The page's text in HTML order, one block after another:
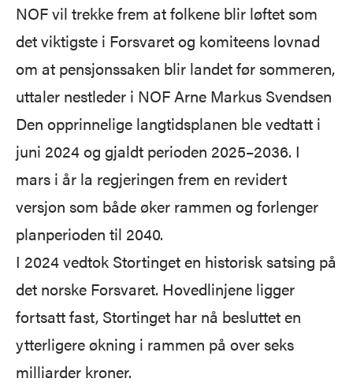
NOF vil trekke frem at folkene blir løftet som
det viktigste i Forsvaret og komiteens lovnad
om at pensjonssaken blir landet før sommeren,
uttaler nestleder i NOF Arne Markus Svendsen
Den opprinnelige langtidsplanen ble vedtatt i
juni 2024 og gjaldt perioden 2025–2036. I
mars i år la regjeringen frem en revidert
versjon som både øker rammen og forlenger
planperioden til 2040.
I 2024 vedtok Stortinget en historisk satsing på
det norske Forsvaret. Hovedlinjene ligger
fortsatt fast, Stortinget har nå besluttet en
ytterligere økning i rammen på over seks
milliarder kroner.